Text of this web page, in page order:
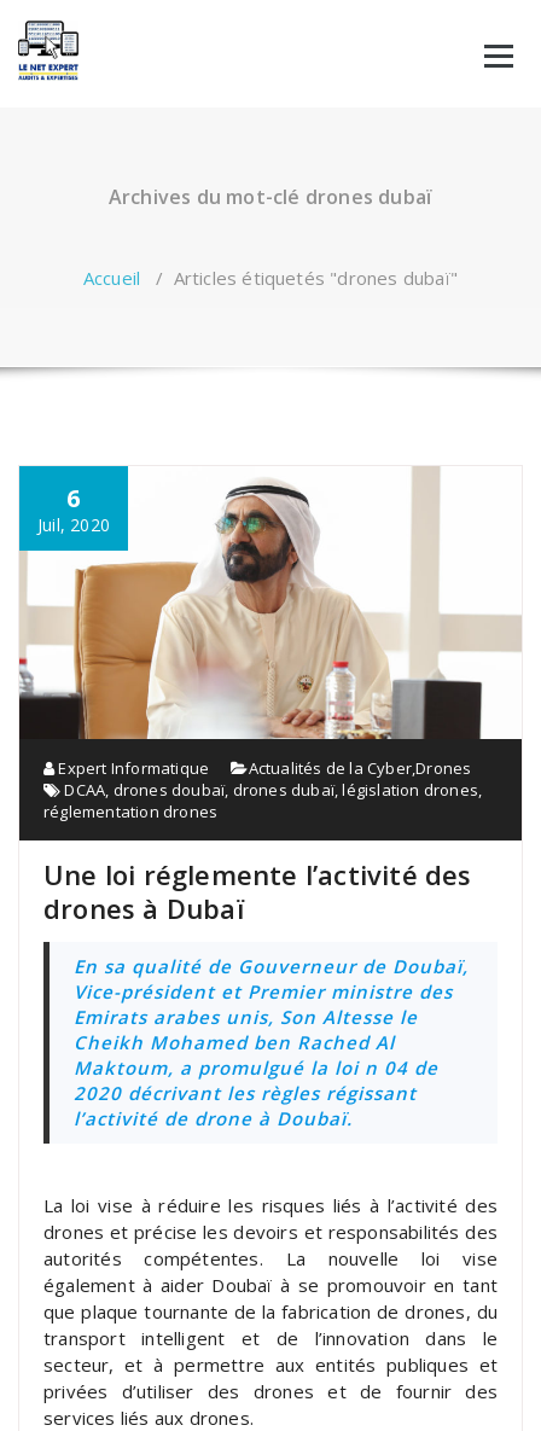
au
contenu
Archives du mot-clé drones dubaï
Accueil / Articles étiquetés "drones dubaï"
6
Juil, 2020
Expert Informatique Actualités de la Cyber,Drones
DCAA, drones doubaï, drones dubaï,législation drones,
réglementation drones
Une loi réglemente l’activité des
drones à Dubaï
En sa qualité de Gouverneur de Doubaï,
Vice-président et Premier ministre des
Emirats arabes unis, Son Altesse le
Cheikh Mohamed ben Rached Al
Maktoum, a promulgué la loi n 04 de
2020 décrivant les règles régissant
l’activité de drone à Doubaï.
La loi vise à réduire les risques liés à l’activité des
drones et précise les devoirs et responsabilités des
autorités compétentes. La nouvelle loi vise
également à aider Doubaï à se promouvoir en tant
que plaque tournante de la fabrication de drones, du
transport intelligent et de l’innovation dans le
secteur, et à permettre aux entités publiques et
privées d’utiliser des drones et de fournir des
services liés aux drones.